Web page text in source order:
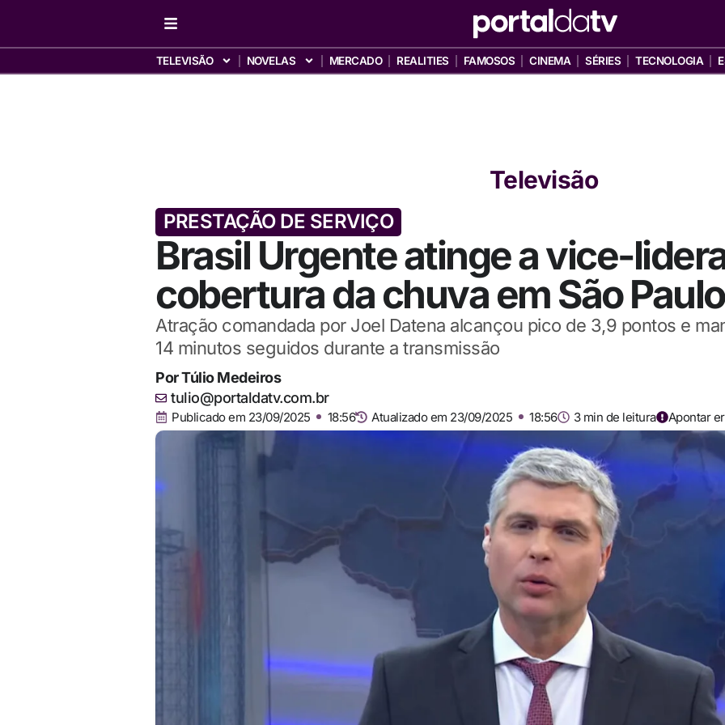
TELEVISÃO NOVELAS MERCADO REALITIES FAMOSOS CINEMA SÉRIES TECNOLOGIA
Televisão
PRESTAÇÃO DE SERVIÇO
Brasil Urgente atinge a vice-
cobertura da chuva em São Paulo
Atração comandada por Joel Datena alcançou pico de 3,9 pontos e
14 minutos seguidos durante a transmissão
PorTúlio Medeiros
tulio@portaldatv.com.br
Publicado em 23/09/2025 18:56 Atualizado em 23/09/2025 18:56 3 min de leitura Apontar